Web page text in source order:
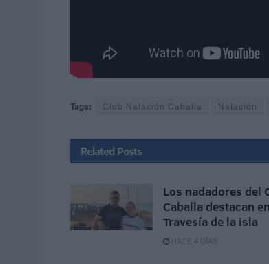
Tags: Club Natación Caballa Natación
Related Posts
Los nadadores del
Caballa destacan
Travesía de la isla
HACE 4 DÍAS